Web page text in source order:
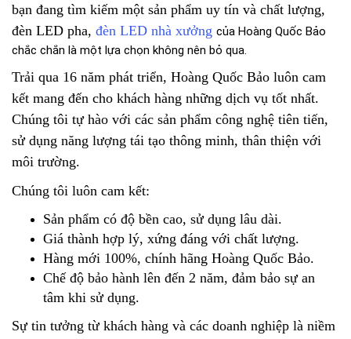
bạn đang tìm kiếm một sản phẩm uy tín và chất lượng,
đèn LED pha, đèn LED nhà xưởng của Hoàng Quốc Bảo
chắc chắn là một lựa chọn không nên bỏ qua.
Trải qua 16 năm phát triển, Hoàng Quốc Bảo luôn cam
kết mang đến cho khách hàng những dịch vụ tốt nhất.
Chúng tôi tự hào với các sản phẩm công nghệ tiên tiến,
sử dụng năng lượng tái tạo thông minh, thân thiện với
môi trường.
Chúng tôi luôn cam kết:
Sản phẩm có độ bền cao, sử dụng lâu dài.
Giá thành hợp lý, xứng đáng với chất lượng.
Hàng mới 100%, chính hãng Hoàng Quốc Bảo.
Chế độ bảo hành lên đến 2 năm, đảm bảo sự an
tâm khi sử dụng.
Sự tin tưởng từ khách hàng và các doanh nghiệp là niềm